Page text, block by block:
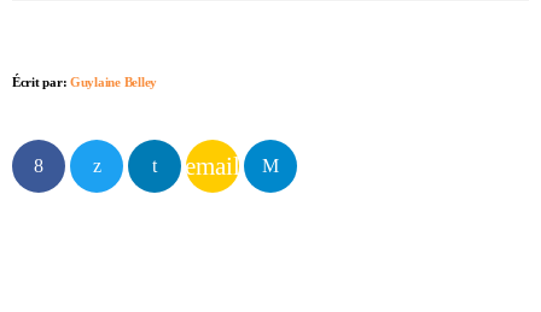
Écrit par:Guylaine Belley
email